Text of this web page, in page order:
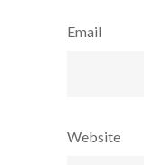
Email
Website